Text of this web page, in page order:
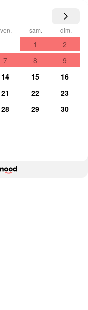
ven. sam. dim.
1
2
7 8
9
14 15
16
21 22
23
28 29
30